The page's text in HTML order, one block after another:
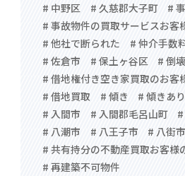
# 中野区
# 久慈郡大子町
#
# 事故物件の買取サービスお客
# 他社で断られた
# 仲介手数
# 佐倉市
# 保土ヶ谷区
# 倒壊
# 借地権付き空き家買取のお客
# 借地買取
# 傾き # 傾きあり
# 入間市
# 入間郡毛呂山町
# 八潮市
# 八王子市 # 八街市
# 共有持分の不動産買取お客様
# 再建築不可物件